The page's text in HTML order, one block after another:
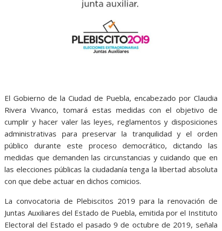
El Gobierno de la Ciudad de Puebla, encabezado por Claudia
Rivera Vivanco, tomará estas medidas con el objetivo de
cumplir y hacer valer las leyes, reglamentos y disposiciones
administrativas para preservar la tranquilidad y el orden
público durante este proceso democrático, dictando las
medidas que demanden las circunstancias y cuidando que en
las elecciones públicas la ciudadanía tenga la libertad absoluta
con que debe actuar en dichos comicios.
La convocatoria de Plebiscitos 2019 para la renovación de
Juntas Auxiliares del Estado de Puebla, emitida por el Instituto
Electoral del Estado el pasado 9 de octubre de 2019, señala